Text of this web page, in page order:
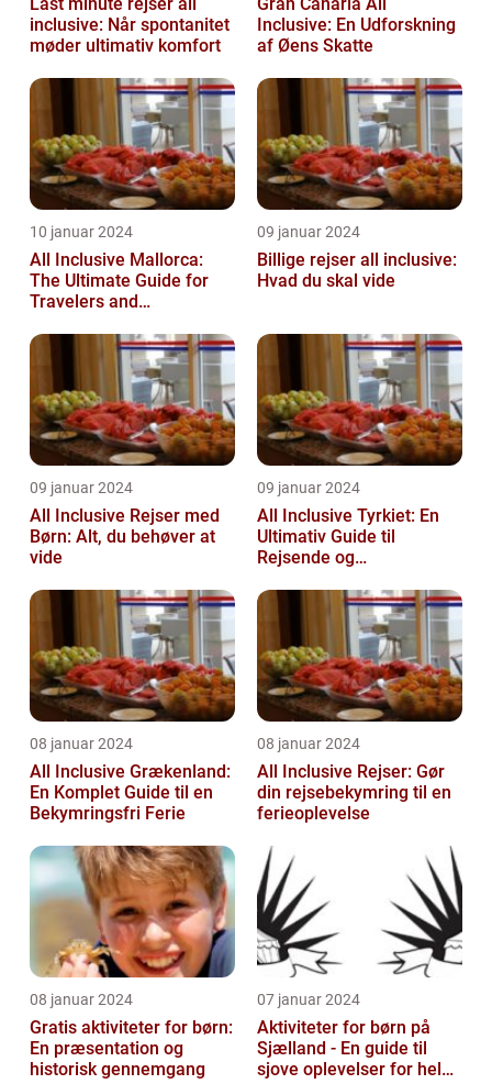
inclusive: Når spontanitet
møder ultimativ komfort
Inclusive: En Udforskning
af Øens Skatte
10 januar 2024
All Inclusive Mallorca:
The Ultimate Guide for
Travelers and
09 januar 2024
Billige rejser all inclusive:
Hvad du skal vide
09 januar 2024
All Inclusive Rejser med
Børn: Alt, du behøver at
vide
09 januar 2024
All Inclusive Tyrkiet: En
Ultimativ Guide til
Rejsende og
08 januar 2024
All Inclusive Grækenland:
En Komplet Guide til en
Bekymringsfri Ferie
08 januar 2024
All Inclusive Rejser: Gør
din rejsebekymring til en
ferieoplevelse
08 januar 2024
Gratis aktiviteter for børn:
En præsentation og
historisk gennemgang
07 januar 2024
Aktiviteter for børn på
Sjælland - En guide til
sjove oplevelser for hele